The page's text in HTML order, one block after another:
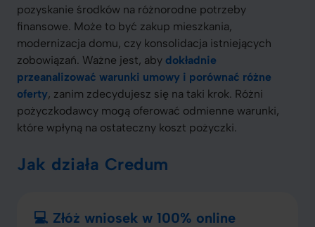
pozyskanie środków na różnorodne potrzeby
finansowe. Może to być zakup mieszkania,
modernizacja domu, czy konsolidacja istniejących
zobowiązań. Ważne jest, aby dokładnie
przeanalizować warunki umowy i porównać różne
oferty, zanim zdecydujesz się na taki krok. Różni
pożyczkodawcy mogą oferować odmienne warunki,
które wpłyną na ostateczny koszt pożyczki.
Jak działa Credum
💻 Złóż wniosek w 100% online